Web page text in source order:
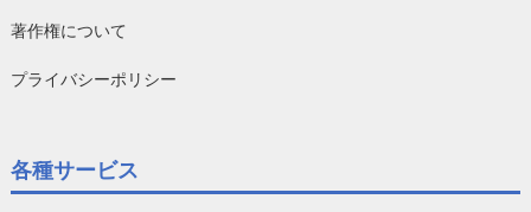
著作権について
プライバシーポリシー
各種サービス